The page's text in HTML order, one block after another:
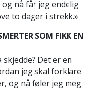
og nå får jeg endelig
to dager i strekk.»
SOM FIKK EN
Det er en
jeg skal forklare
og nå føler jeg meg